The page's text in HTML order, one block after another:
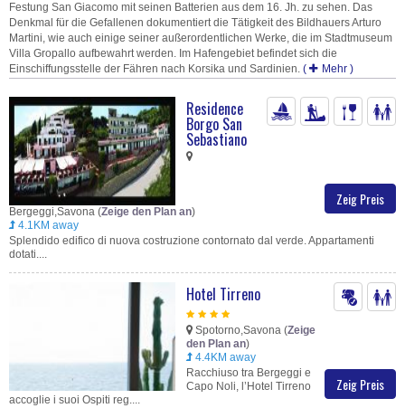
Festung San Giacomo mit seinen Batterien aus dem 16. Jh. zu sehen. Das
Denkmal für die Gefallenen dokumentiert die Tätigkeit des Bildhauers Arturo
Martini, wie auch einige seiner außerordentlichen Werke, die im Stadtmuseum
Villa Gropallo aufbewahrt werden. Im Hafengebiet befindet sich die
Einschiffungsstelle der Fähren nach Korsika und Sardinien. ( Mehr )
Zeig Preis
Residence
Borgo San
Sebastiano
Bergeggi,Savona (Zeige den Plan an)
4.1KM away
Splendido edifico di nuova costruzione contornato dal verde. Appartamenti
dotati....
Zeig Preis
Hotel Tirreno
Spotorno,Savona (Zeige
den Plan an)
4.4KM away
Racchiuso tra Bergeggi e
Capo Noli, l’Hotel Tirreno
accoglie i suoi Ospiti reg....